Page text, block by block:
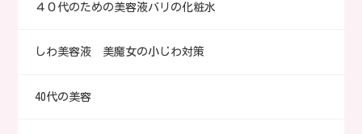
４０代のための美容液バリの化粧水
しわ美容液 美魔女の小じわ対策
40代の美容